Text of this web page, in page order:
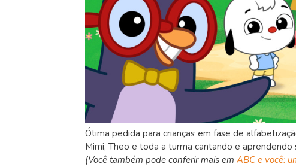
Ótima pedida para crianças em fase de
Mimi, Theo e toda a turma cantando e
(Você também pode conferir mais em ABC e você: